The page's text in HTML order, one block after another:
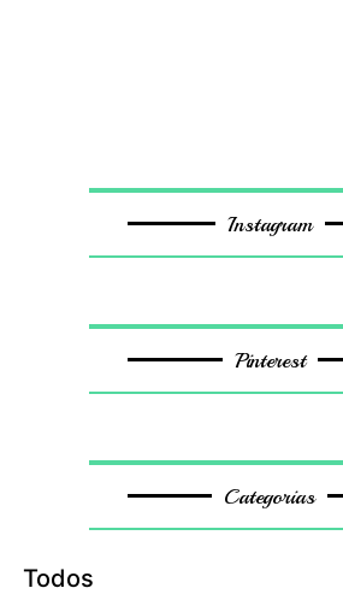
Instagram
Pinterest
Categorias
Todos